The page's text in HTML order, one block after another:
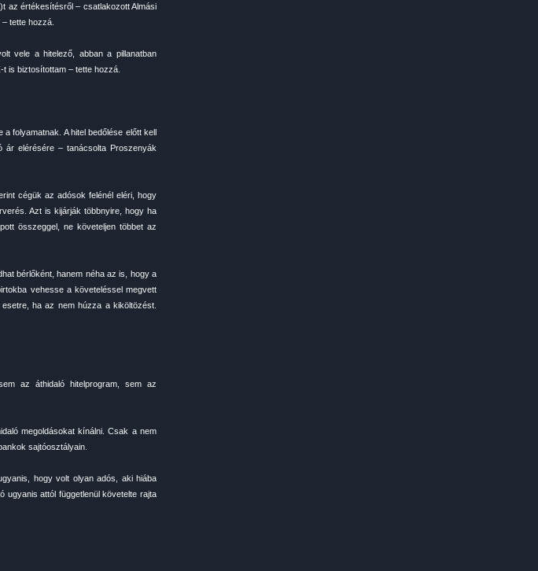
az értékesítésről – csatlakozott Almási
tette hozzá.
vele a hitelező, abban a pillanatban
is biztosítottam – tette hozzá.
folyamatnak. A hitel bedőlése előtt kell
ár elérésére – tanácsolta Proszenyák
cégük az adósok felénél eléri, hogy
Azt is kijárják többnyire, hogy ha
összeggel, ne követeljen többet az
bérlőként, hanem néha az is, hogy a
vehesse a követeléssel megvett
ha az nem húzza a kiköltözést.
az áthidaló hitelprogram, sem az
megoldásokat kínálni. Csak a nem
sajtóosztályain.
hogy volt olyan adós, aki hiába
ugyanis attól függetlenül követelte rajta